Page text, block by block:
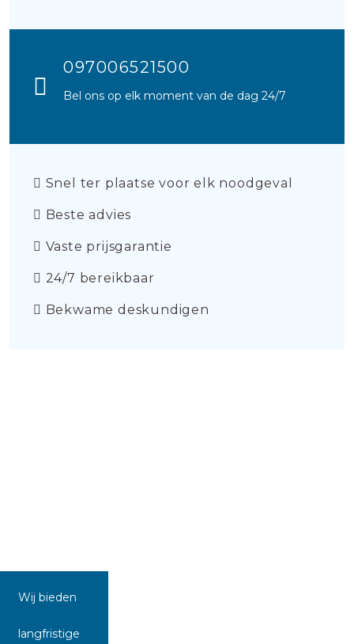
097006521500
Bel ons op elk moment van de dag 24/7
Snel ter plaatse voor elk noodgeval
Beste advies
Vaste prijsgarantie
24/7 bereikbaar
Bekwame deskundigen
Wij bieden
langfristige